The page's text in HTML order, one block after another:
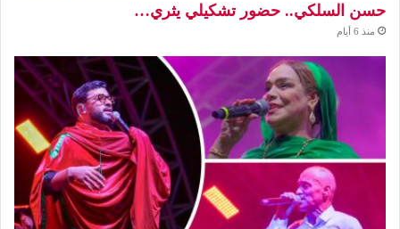
حسن السلكي.. حضور تشكيلي يثري…
منذ 6 أيام